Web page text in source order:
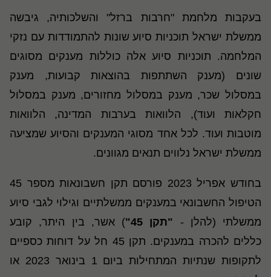
בעקבות מלחמת "חרבות ברזל" והשלכותיה, גיבשה
ממשלת ישראל תוכניות סיוע שונות להתמודדות עם נזקי
המלחמה. תוכניות סיוע אלה כוללות מענקים מסוגים
שונים (מענק השתתפות בהוצאות קבועות, מענק
במסלול שכר, מענק במסלול מחזורים, מענק במסלול
חקלאות ועוד), הלוואות בערבות המדינה, הלוואות
מוטבות ועוד. לכל אחד מסוגי המענקים והסיוע שמציעה
ממשלת ישראל נלווים תנאים מגוונים.
בחודש אפריל 2023 פורסם תקן חשבונאות מספר 45
הטיפול החשבונאי במענקים ממשלתיים וגילוי לגבי סיוע
ממשלתי (להלן - "תקן 45"
) אשר, בין היתר, קובע
כללים להכרה במענקים. תקן 45 חל על דוחות כספיים
לתקופות שנתיות המתחילות ביום 1 בינואר 2023 או